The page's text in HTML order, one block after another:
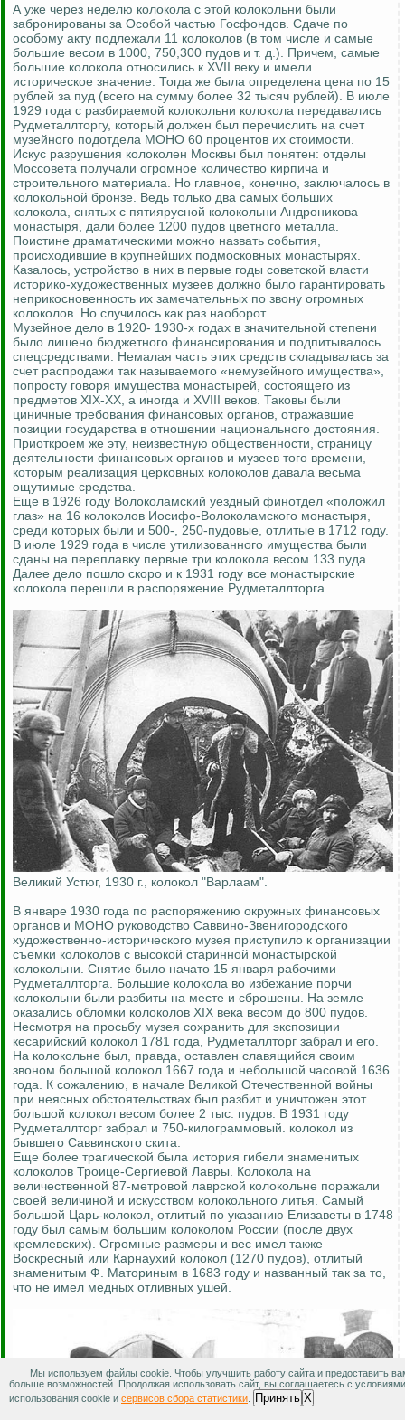
А уже через неделю колокола с этой колокольни были
забронированы за Особой частью Госфондов. Сдаче по
особому акту подлежали 11 колоколов (в том числе и самые
большие весом в 1000, 750,300 пудов и т. д.). Причем, самые
большие колокола относились к XVII веку и имели
историческое значение. Тогда же была определена цена по 15
рублей за пуд (всего на сумму более 32 тысяч рублей). В июле
1929 года с разбираемой колокольни колокола передавались
Рудметаллторгу, который должен был перечислить на счет
музейного подотдела МОНО 60 процентов их стоимости.
Искус разрушения колоколен Москвы был понятен: отделы
Моссовета получали огромное количество кирпича и
строительного материала. Но главное, конечно, заключалось в
колокольной бронзе. Ведь только два самых больших
колокола, снятых с пятиярусной колокольни Андроникова
монастыря, дали более 1200 пудов цветного металла.
Поистине драматическими можно назвать события,
происходившие в крупнейших подмосковных монастырях.
Казалось, устройство в них в первые годы советской власти
историко-художественных музеев должно было гарантировать
неприкосновенность их замечательных по звону огромных
колоколов. Но случилось как раз наоборот.
Музейное дело в 1920- 1930-х годах в значительной степени
было лишено бюджетного финансирования и подпитывалось
спецсредствами. Немалая часть этих средств складывалась за
счет распродажи так называемого «немузейного имущества»,
попросту говоря имущества монастырей, состоящего из
предметов XIX-XX, а иногда и XVIII веков. Таковы были
циничные требования финансовых органов, отражавшие
позиции государства в отношении национального достояния.
Приоткроем же эту, неизвестную общественности, страницу
деятельности финансовых органов и музеев того времени,
которым реализация церковных колоколов давала весьма
ощутимые средства.
Еще в 1926 году Волоколамский уездный финотдел «положил
глаз» на 16 колоколов Иосифо-Волоколамского монастыря,
среди которых были и 500-, 250-пудовые, отлитые в 1712 году.
В июле 1929 года в числе утилизованного имущества были
сданы на переплавку первые три колокола весом 133 пуда.
Далее дело пошло скоро и к 1931 году все монастырские
колокола перешли в распоряжение Рудметаллторга.
Великий Устюг, 1930 г., колокол "Варлаам".
В январе 1930 года по распоряжению окружных финансовых
органов и МОНО руководство Саввино-Звенигородского
художественно-исторического музея приступило к организации
съемки колоколов с высокой старинной монастырской
колокольни. Снятие было начато 15 января рабочими
Рудметаллторга. Большие колокола во избежание порчи
колокольни были разбиты на месте и сброшены. На земле
оказались обломки колоколов XIX века весом до 800 пудов.
Несмотря на просьбу музея сохранить для экспозиции
кесарийский колокол 1781 года, Рудметаллторг забрал и его.
На колокольне был, правда, оставлен славящийся своим
звоном большой колокол 1667 года и небольшой часовой 1636
года. К сожалению, в начале Великой Отечественной войны
при неясных обстоятельствах был разбит и уничтожен этот
большой колокол весом более 2 тыс. пудов. В 1931 году
Рудметаллторг забрал и 750-килограммовый. колокол из
бывшего Саввинского скита.
Еще более трагической была история гибели знаменитых
колоколов Троице-Сергиевой Лавры. Колокола на
величественной 87-метровой лаврской колокольне поражали
своей величиной и искусством колокольного литья. Самый
большой Царь-колокол, отлитый по указанию Елизаветы в 1748
году был самым большим колоколом России (после двух
кремлевских). Огромные размеры и вес имел также
Воскресный или Карнаухий колокол (1270 пудов), отлитый
знаменитым Ф. Маториным в 1683 году и названный так за то,
что не имел медных отливных ушей.
Мы используем файлы cookie. Чтобы улучшить работу сайта и предоставить
больше возможностей. Продолжая использовать сайт, вы соглашаетесь с условиями
использования cookie и сервисов сбора статистики Принять X